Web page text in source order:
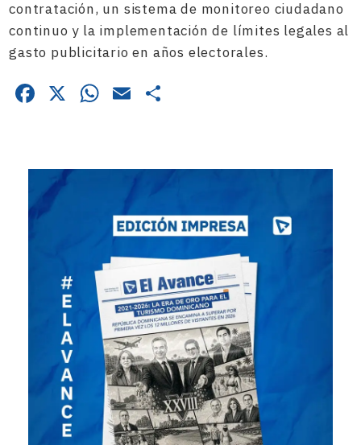
contratación, un sistema de monitoreo ciudadano
continuo y la implementación de límites legales al
gasto publicitario en años electorales.
Facebook
X WhatsApp
Email